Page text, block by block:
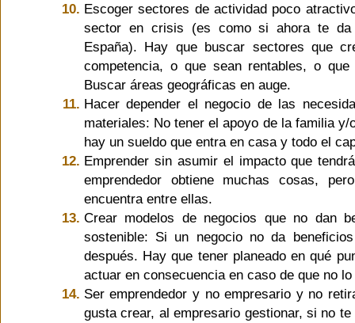
Escoger sectores de actividad poco
sector en crisis (es como si ahora te da
España). Hay que buscar sectores que
competencia, o que sean rentables, o
Buscar áreas geográficas en auge.
Hacer depender el negocio de las
materiales: No tener el apoyo de la familia
hay un sueldo que entra en casa y todo el
Emprender sin asumir el impacto que
emprendedor obtiene muchas cosas,
encuentra entre ellas.
Crear modelos de negocios que no dan
sostenible: Si un negocio no da
después. Hay que tener planeado en qué
actuar en consecuencia en caso de que no lo
Ser emprendedor y no empresario y no
gusta crear, al empresario gestionar, si no